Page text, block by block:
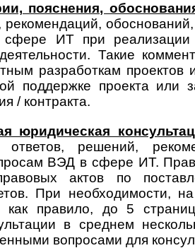
пояснения,
реко­мен­даций,
ИТ при реализации
Такие
разработкам проектов
поддержке проекта или
/ контракта.
юридическая
реше­ний,
ВЭД в сфере ИТ.
актов по
При необходимости,
как правило, до 5
в среднем
вопросами для